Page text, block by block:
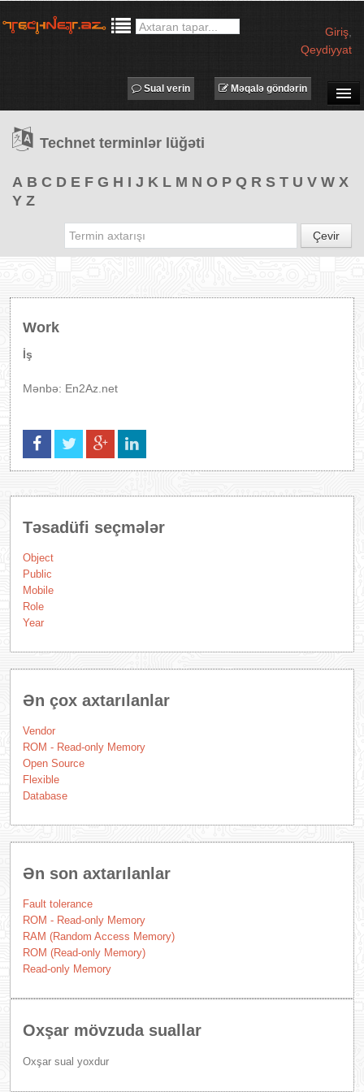
Giriş
Qeydiyyat
TƏDBİRLƏR
PROQRAMLAR
Məqalə göndərin
Sual verin
Technet terminlər lüğəti
A B C D E F G H I J K L M N O P Q R S T U V W X
Y Z
Çevir
Work
İş
Mənbə: En2Az.net
Təsadüfi seçmələr
Object
Public
Mobile
Role
Year
Ən çox axtarılanlar
Vendor
ROM - Read-only Memory
Open Source
Flexible
Database
Ən son axtarılanlar
Fault tolerance
ROM - Read-only Memory
RAM (Random Access Memory)
ROM (Read-only Memory)
Read-only Memory
Oxşar mövzuda suallar
Oxşar sual yoxdur